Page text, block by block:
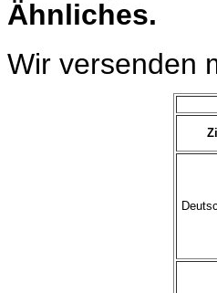
Ähnliches.
Wir versenden